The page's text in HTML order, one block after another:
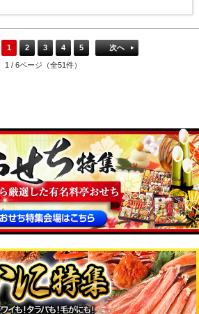
1 2 3 4 5 次へ
1 / 6ページ（全51件）